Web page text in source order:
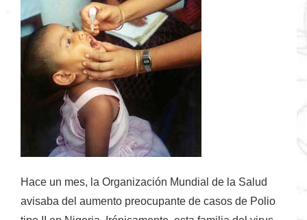
Hace un mes, la Organización Mundial de la Salud
avisaba del aumento preocupante de casos de Polio